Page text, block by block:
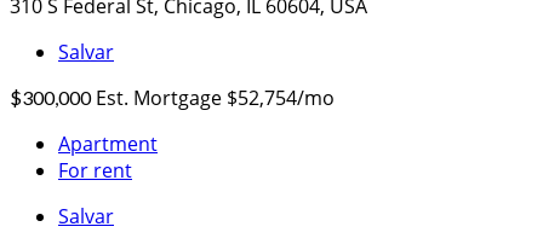
310 S Federal St, Chicago, IL 60604, USA
Salvar
$300,000 Est. Mortgage $52,754/mo
Apartment
For rent
Salvar